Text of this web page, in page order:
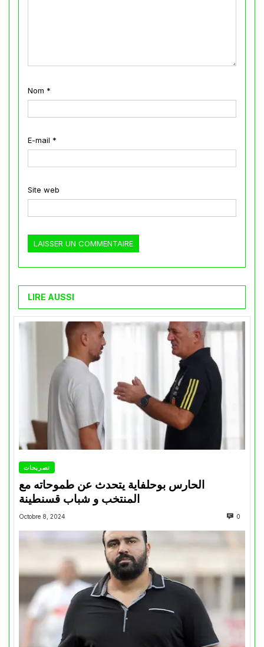
Nom *
E-mail *
Site web
LIRE AUSSI
تصريحات
الحارس بوحلفاية يتحدث عن طموحاته مع
المنتخب و شباب قسنطينة
Octobre 8, 2024 0